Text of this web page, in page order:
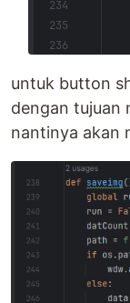
untuk button
dengan tujuan
nantinya akan